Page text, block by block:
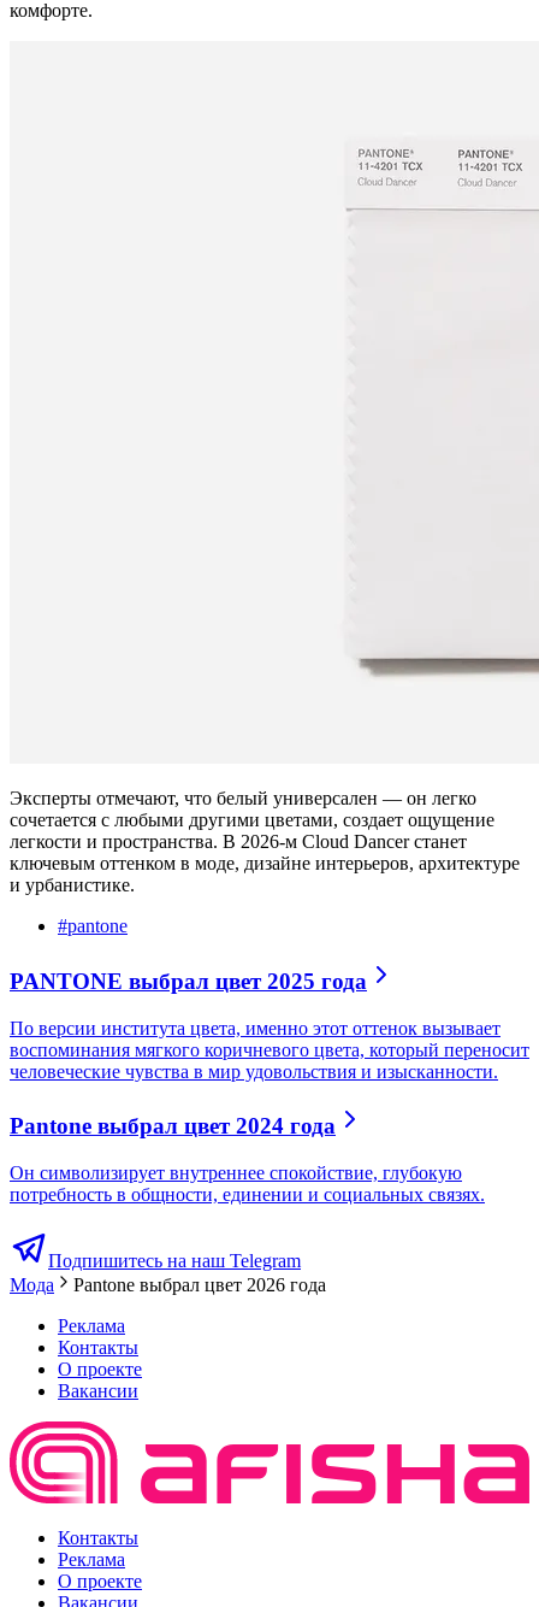
комфорте.
Эксперты отмечают, что белый универсален — он легко
сочетается с любыми другими цветами, создает ощущение
легкости и пространства. В 2026-м Cloud Dancer станет
ключевым оттенком в моде, дизайне интерьеров, архитектуре
и урбанистике.
#pantone
PANTONE выбрал цвет 2025 года
По версии института цвета, именно этот оттенок вызывает
воспоминания мягкого коричневого цвета, который переносит
человеческие чувства в мир удовольствия и изысканности.
Pantone выбрал цвет 2024 года
Он символизирует внутреннее спокойствие, глубокую
потребность в общности, единении и социальных связях.
Подпишитесь на наш Telegram
Мода
Pantone выбрал цвет 2026 года
Реклама
Контакты
О проекте
Вакансии
Контакты
Реклама
О проекте